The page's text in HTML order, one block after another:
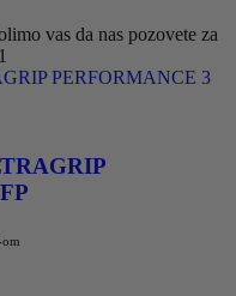
vas da nas pozovete za
om